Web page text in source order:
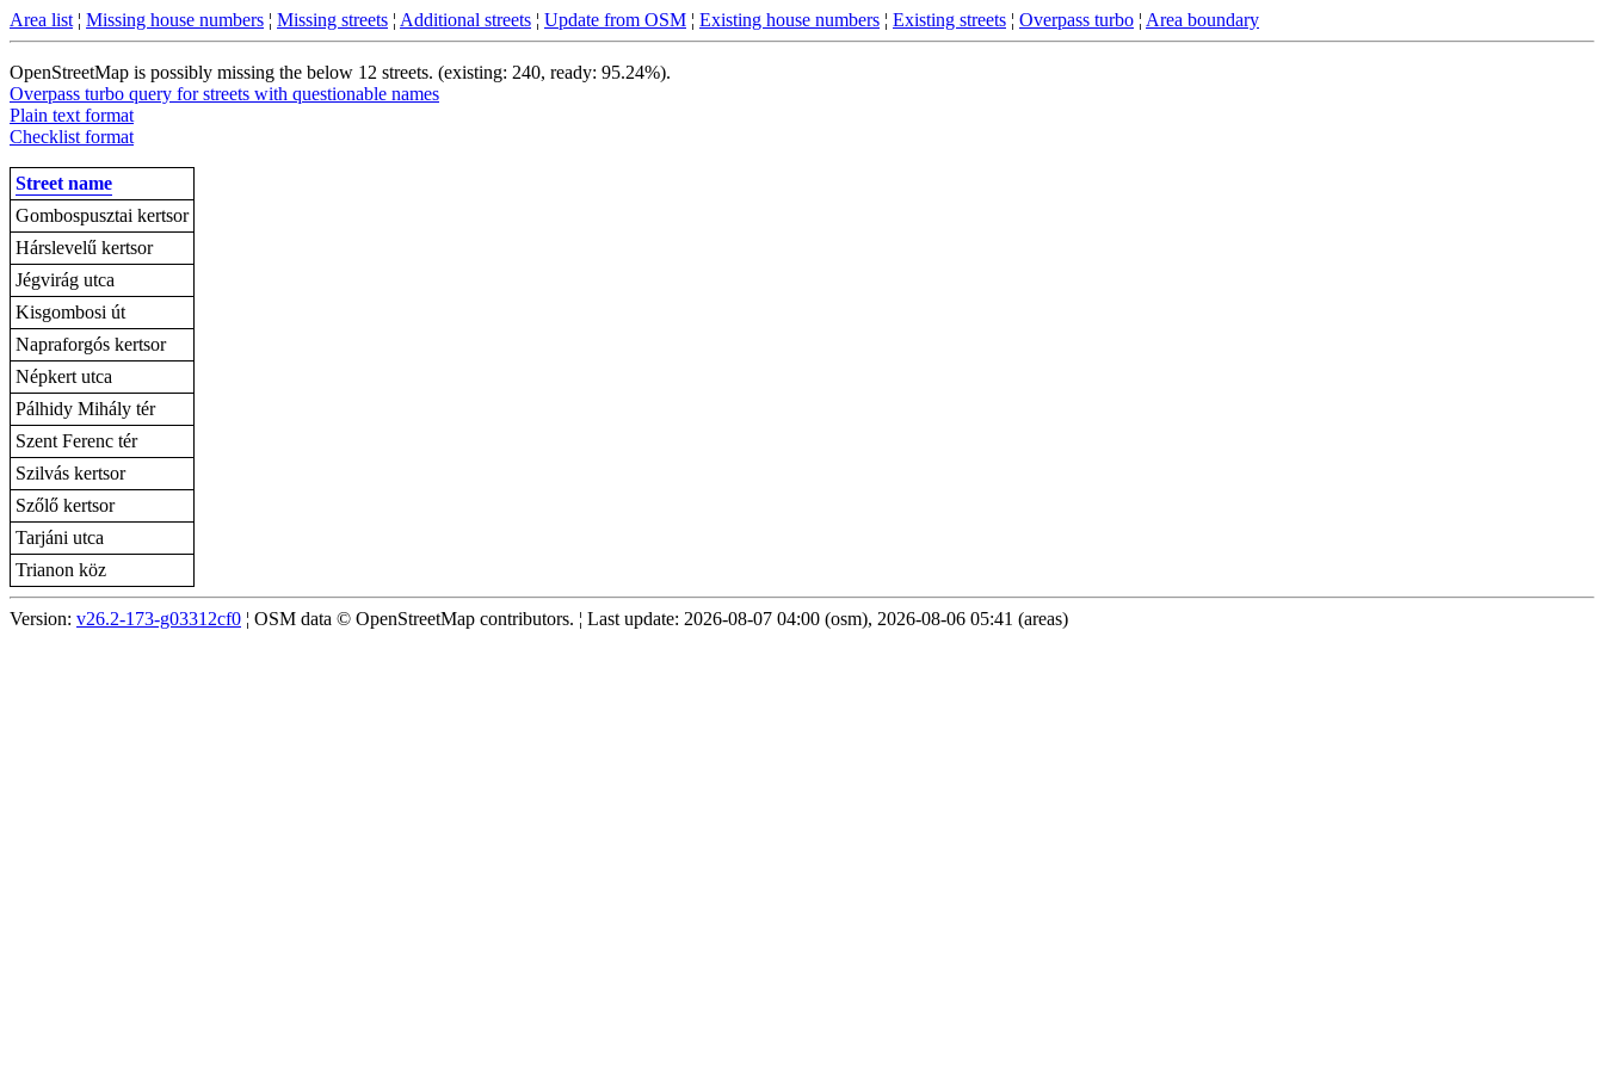
Area list ¦ Missing house numbers ¦ Missing streets ¦ Additional streets ¦ Update from OSM ¦ Existing house numbers ¦ Existing streets ¦ Overpass turbo ¦ Area boundary
OpenStreetMap is possibly missing the below 12 streets. (existing: 240, ready: 95.24%).
Overpass turbo query for streets with questionable names
Plain text format
Checklist format
Street name
Gombospusztai kertsor
Hárslevelű kertsor
Jégvirág utca
Kisgombosi út
Napraforgós kertsor
Népkert utca
Pálhidy Mihály tér
Szent Ferenc tér
Szilvás kertsor
Szőlő kertsor
Tarjáni utca
Trianon köz
Version: v26.2-173-g03312cf0 ¦ OSM data © OpenStreetMap contributors. ¦ Last update: 2026-08-07 04:00 (osm), 2026-08-06 05:41 (areas)